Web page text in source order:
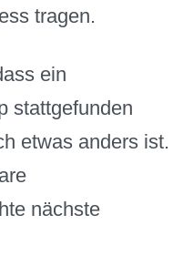
tragen.
ein
stattgefunden
etwas anders ist.
nächste